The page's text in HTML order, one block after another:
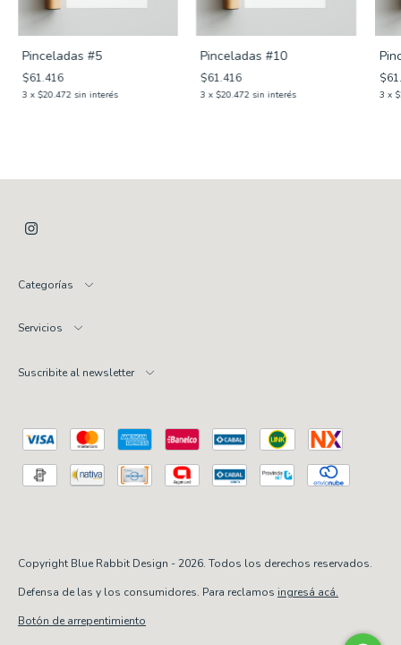
Pinceladas #5
$61.416
3 x $20.472 sin interés
Pinceladas #10
$61.416
3 x$20.472 sin interés 3 x
Categorías
Servicios
Suscribite al newsletter
Copyright Blue Rabbit Design - 2026. Todos los derechos reservados.
Defensa de las y los consumidores. Para reclamos ingresá acá.
Botón de arrepentimiento